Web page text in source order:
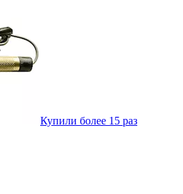
Купили более 15 раз